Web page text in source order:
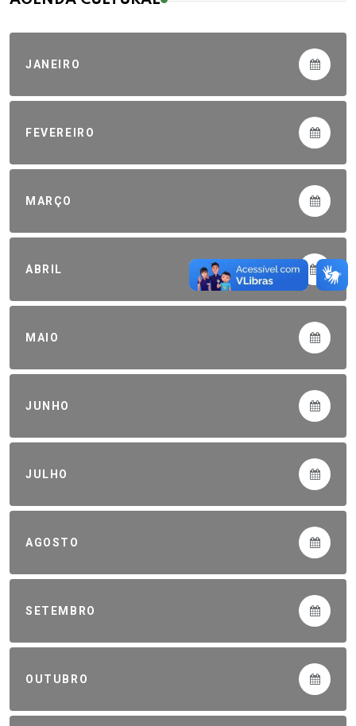
JANEIRO
FEVEREIRO
MARÇO
ABRIL
MAIO
JUNHO
JULHO
AGOSTO
SETEMBRO
OUTUBRO